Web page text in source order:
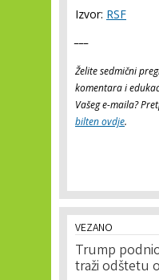
Izvor: RSF
Želite sedmični
komentara i
Vašeg e-maila?
bilten ovdje.
VEZANO
Trump
traži odštetu